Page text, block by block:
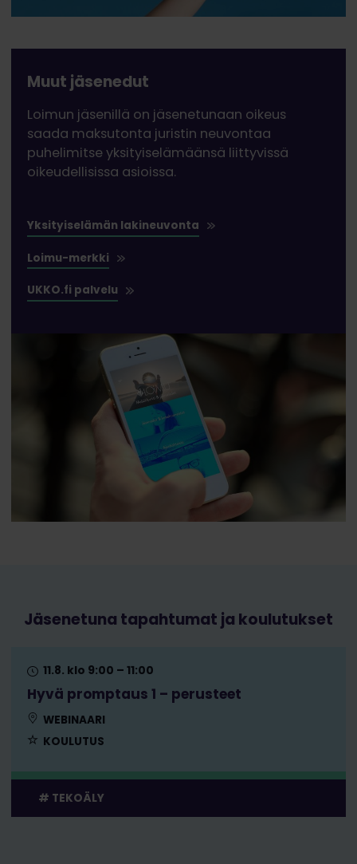
Muut jäsenedut
Loimun jäsenillä on jäsenetunaan oikeus
saada maksutonta juristin neuvontaa
puhelimitse yksityiselämäänsä liittyvissä
oikeudellisissa asioissa.
Yksityiselämän lakineuvonta
Loimu-merkki
UKKO.fi palvelu
Jäsenetuna tapahtumat ja koulutukset
Hyvä promptaus 1 – perusteet
11.8. klo 9:00 – 11:00
WEBINAARI
KOULUTUS
TEKOÄLY